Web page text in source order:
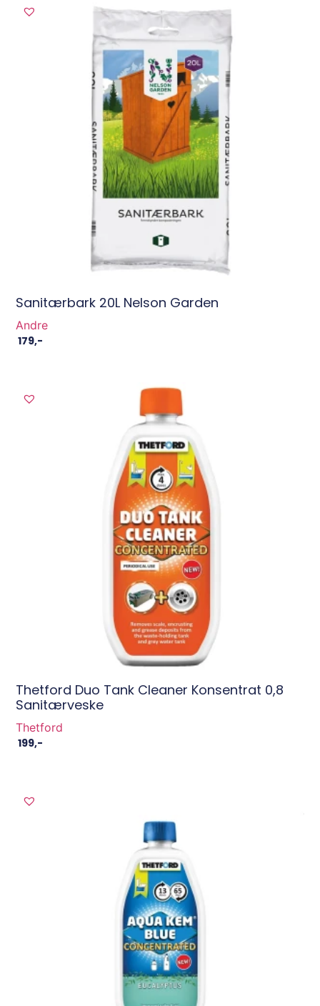
Sanitærbark 20L Nelson Garden
Andre
179,-
Thetford Duo Tank Cleaner Konsentrat 0,8
Sanitærveske
Thetford
199,-